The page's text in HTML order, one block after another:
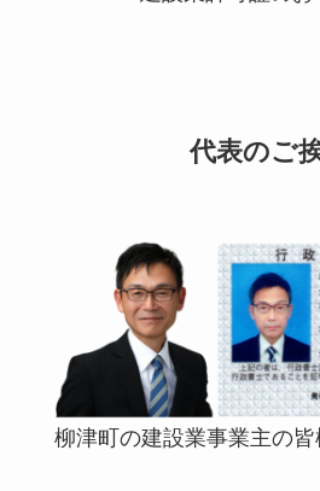
代表のご
柳津町の建設業事業主の皆